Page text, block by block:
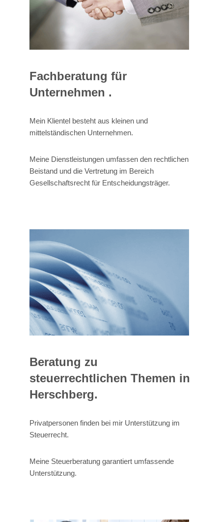
Fachberatung für
Unternehmen .
Mein Klientel besteht aus kleinen und
mittelständischen Unternehmen.
Meine Dienstleistungen umfassen den rechtlichen
Beistand und die Vertretung im Bereich
Gesellschaftsrecht für Entscheidungsträger.
Beratung zu
steuerrechtlichen Themen in
Herschberg.
Privatpersonen finden bei mir Unterstützung im
Steuerrecht.
Meine Steuerberatung garantiert umfassende
Unterstützung.